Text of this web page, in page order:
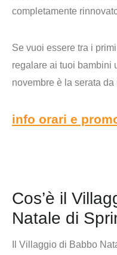
completamente
Se vuoi essere tra i
regalare ai tuoi bambini
novembre è la serata da
info orari e
Cos’è il
Natale di
Villaggio di Babbo